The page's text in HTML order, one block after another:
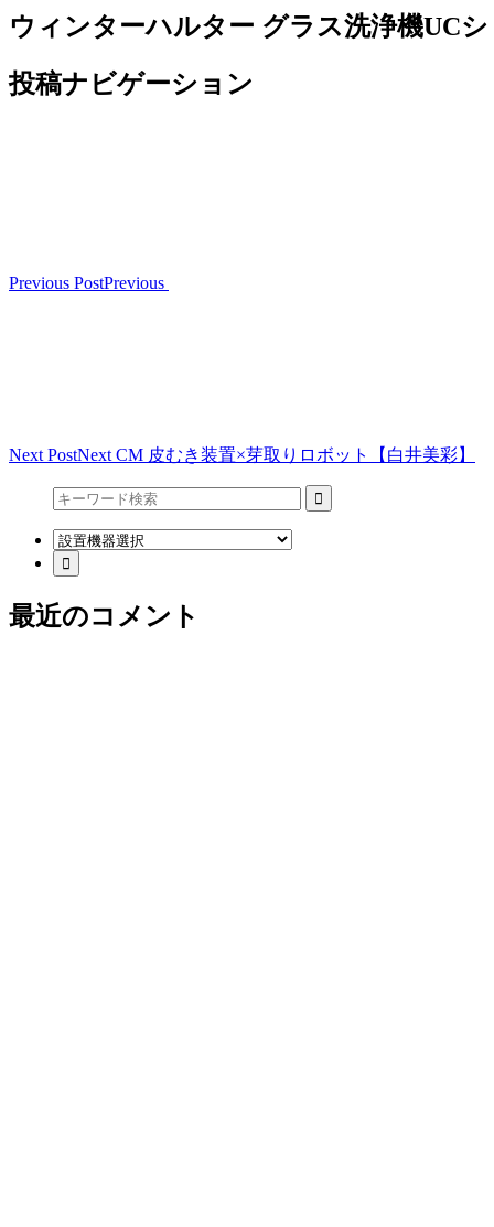
ウィンターハルター グラス洗浄機UC
投稿ナビゲーション
Previous PostPrevious
Next PostNext CM 皮むき装置×芽取りロボット【白井美彩】
最近のコメント